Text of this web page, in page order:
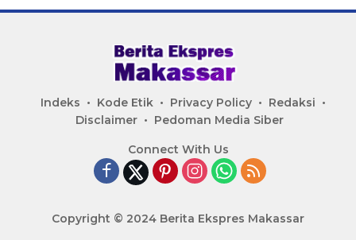
Indeks Kode Etik Privacy Policy
Redaksi
Disclaimer
Pedoman Media Siber
Connect With Us
Copyright © 2024 Berita Ekspres Makassar